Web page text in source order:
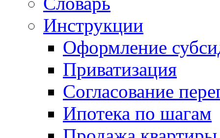
Инструкции
Оформление
Приватизация
Согласование
Ипотека по шагам